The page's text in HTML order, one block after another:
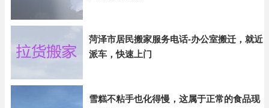
菏泽市居民搬家服务电话-办公室搬迁，就近
派车，快速上门
雪糕不粘手也化得慢，这属于正常的食品现